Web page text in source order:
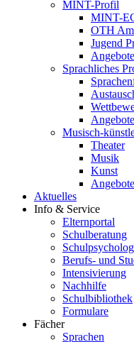
MINT-Profil
MINT-
OTH
Jugend
Sprachliches
Musisch-
Theater
Musik
Kunst
Aktuelles
Info & Service
Elternportal
Schulberatung
Berufs- und
Intensivierung
Nachhilfe
Schulbibliothek
Formulare
Fächer
Sprachen